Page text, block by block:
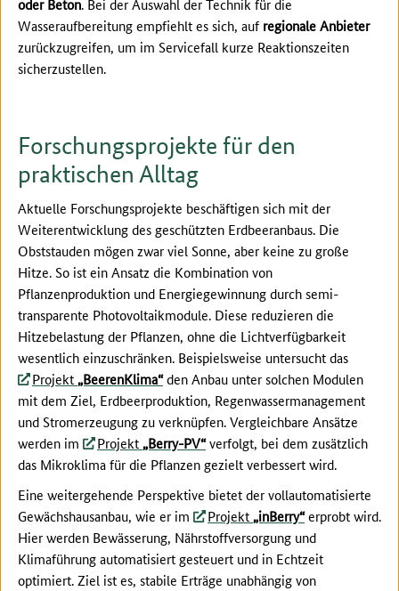
oder Beton. Bei der Auswahl der Technik für die
Wasseraufbereitung empfiehlt es sich, auf regionale Anbieter
zurückzugreifen, um im Servicefall kurze Reaktionszeiten
sicherzustellen.
Forschungsprojekte für den
praktischen Alltag
Aktuelle Forschungsprojekte beschäftigen sich mit der
Weiterentwicklung des geschützten Erdbeeranbaus. Die
Obststauden mögen zwar viel Sonne, aber keine zu große
Hitze. So ist ein Ansatz die Kombination von
Pflanzenproduktion und Energiegewinnung durch semi-
transparente Photovoltaikmodule. Diese reduzieren die
Hitzebelastung der Pflanzen, ohne die Lichtverfügbarkeit
wesentlich einzuschränken. Beispielsweise untersucht das
Projekt„BeerenKlima“den Anbau unter solchen Modulen
mit dem Ziel, Erdbeerproduktion, Regenwassermanagement
und Stromerzeugung zu verknüpfen. Vergleichbare Ansätze
werden im
Projekt„Berry-PV“verfolgt, bei dem zusätzlich
das Mikroklima für die Pflanzen gezielt verbessert wird.
Eine weitergehende Perspektive bietet der vollautomatisierte
Gewächshausanbau, wie er im
Projekt„inBerry“erprobt wird.
Hier werden Bewässerung, Nährstoffversorgung und
Klimaführung automatisiert gesteuert und in Echtzeit
optimiert. Ziel ist es, stabile Erträge unabhängig von